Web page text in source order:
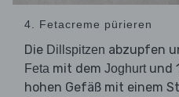
4. Fetacreme pürieren
Die Dillspitzen abzupfen
Feta mit dem Joghurt und
hohen Gefäß mit einem